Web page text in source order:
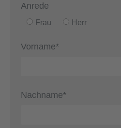
Anrede
Frau Herr
Vorname*
Nachname*